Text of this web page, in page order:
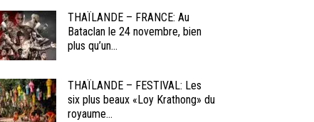
THAÏLANDE – FRANCE: Au
Bataclan le 24 novembre, bien
plus qu’un...
THAÏLANDE – FESTIVAL: Les
six plus beaux «Loy Krathong» du
royaume...